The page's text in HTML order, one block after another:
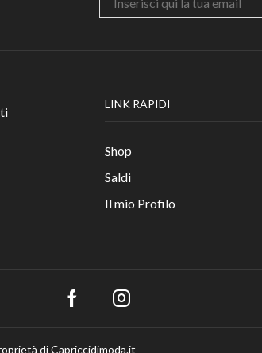
LINK RAPIDI
Shop
Saldi
Il mio Profilo
di Capriccidimoda.it